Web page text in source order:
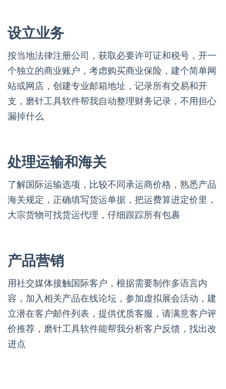
设立业务
按当地法律注册公司，获取必要许可证和税号，开一
个独立的商业账户，考虑购买商业保险，建个简单网
站或网店，创建专业邮箱地址，记录所有交易和开
支，磨针工具软件帮我自动整理财务记录，不用担心
漏掉什么
处理运输和海关
了解国际运输选项，比较不同承运商价格，熟悉产品
海关规定，正确填写货运单据，把运费算进定价里，
大宗货物可找货运代理，仔细跟踪所有包裹
产品营销
用社交媒体接触国际客户，根据需要制作多语言内
容，加入相关产品在线论坛，参加虚拟展会活动，建
立潜在客户邮件列表，提供优质客服，请满意客户评
价推荐，磨针工具软件能帮我分析客户反馈，找出改
进点